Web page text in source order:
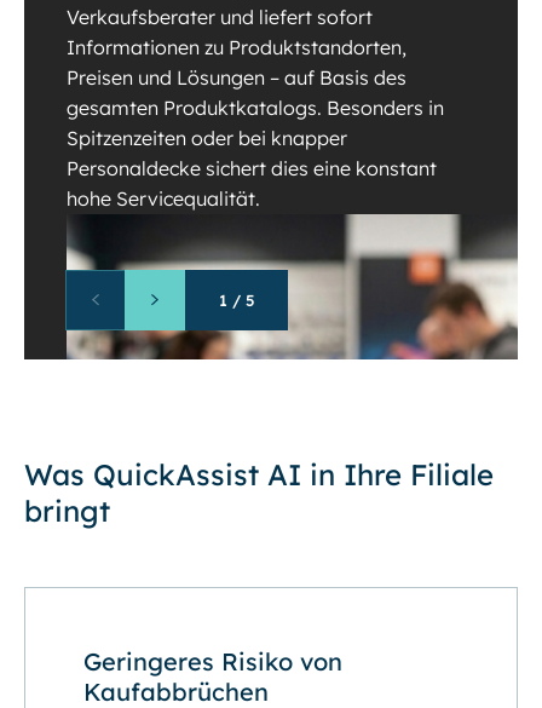
Verkaufsberater und liefert sofort
Informationen zu Produktstandorten,
Preisen und Lösungen – auf Basis des
gesamten Produktkatalogs. Besonders in
Spitzenzeiten oder bei knapper
Personaldecke sichert dies eine konstant
hohe Servicequalität.
1 / 5
Was QuickAssist AI in Ihre Filiale
bringt
Geringeres Risiko von
Kaufabbrüchen